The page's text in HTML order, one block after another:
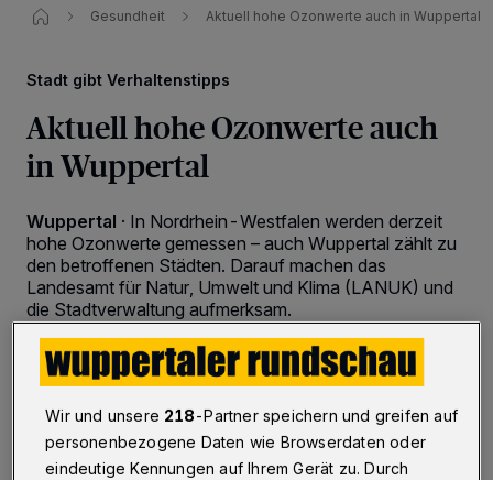
Gesundheit Aktuell hohe Ozonwerte auch in Wuppertal
Stadt gibt Verhaltenstipps
Aktuell hohe Ozonwerte auch
in Wuppertal
Wuppertal · In Nordrhein-Westfalen werden derzeit
hohe Ozonwerte gemessen – auch Wuppertal zählt zu
den betroffenen Städten. Darauf machen das
Landesamt für Natur, Umwelt und Klima (LANUK) und
die Stadtverwaltung aufmerksam.
Wir und unsere 218-Partner speichern und greifen auf
personenbezogene Daten wie Browserdaten oder
eindeutige Kennungen auf Ihrem Gerät zu. Durch